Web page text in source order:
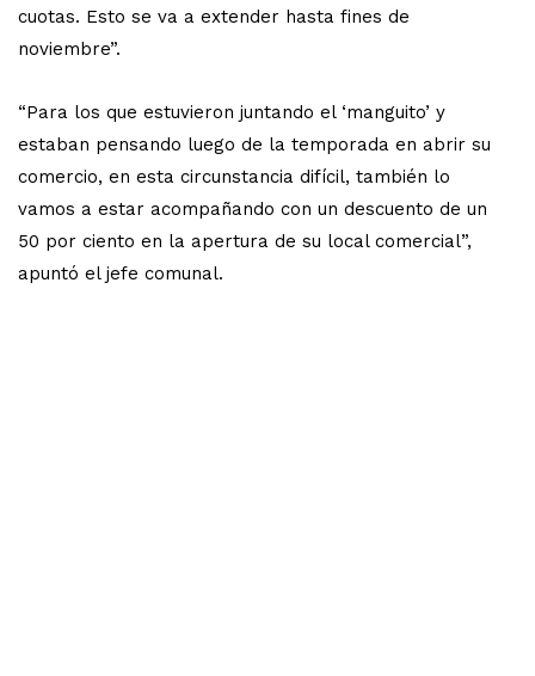
cuotas. Esto se va a extender hasta fines de
noviembre”.
“Para los que estuvieron juntando el ‘manguito’ y
estaban pensando luego de la temporada en abrir su
comercio, en esta circunstancia difícil, también lo
vamos a estar acompañando con un descuento de un
50 por ciento en la apertura de su local comercial”,
apuntó el jefe comunal.